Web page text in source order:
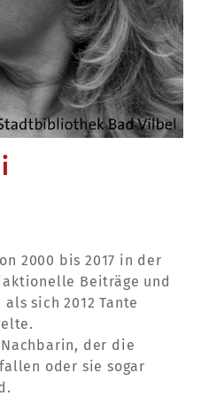
2000 bis 2017 in der
Beiträge und
sich 2012 Tante
der die
oder sie sogar